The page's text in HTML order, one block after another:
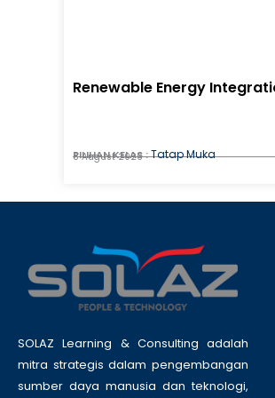
Renewable Energy
PILIHAN KELAS :Tatap Muka
8 August 2026
SOLAZ Learning & Consulting adalah
mitra strategis dalam pengembangan
sumber daya manusia dan teknologi,